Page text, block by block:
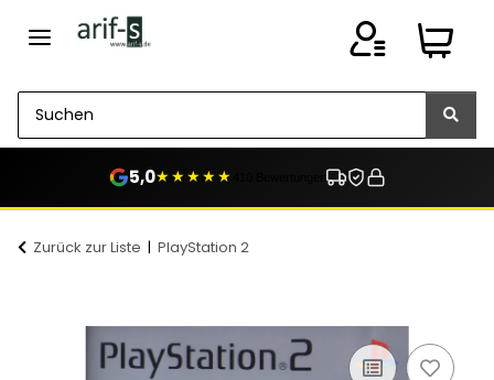
5,0★★★★★
Zurück zur Liste PlayStation 2